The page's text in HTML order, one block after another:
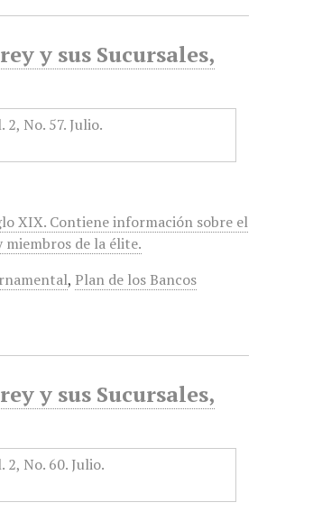
y sus Sucursales,
XIX. Contiene información sobre el
de la élite.
, Plan de los Bancos
y sus Sucursales,